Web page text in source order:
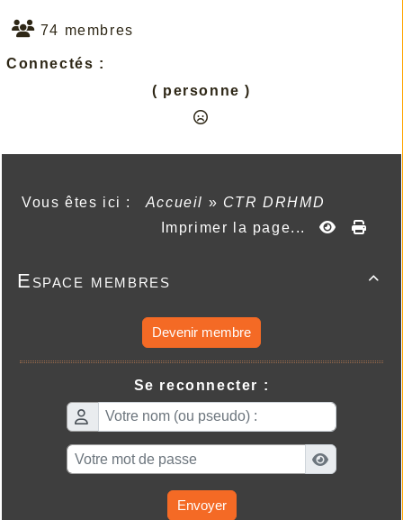
74 membres
Connectés :
( personne )
Vous êtes ici : Accueil » CTR DRHMD
Imprimer la page...

Espace membres
Devenir membre
Se reconnecter :
Envoyer